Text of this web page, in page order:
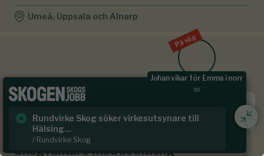
Umeå, Uppsala och Alnarp
UTGÅNGET
Härnösands stift
Skogvaktare med inriktning
På väg
Johan vikar för Emma i norr
Rundvirke Skog söker virkesutsynare till
Hälsing...
/ Rundvirke Skog